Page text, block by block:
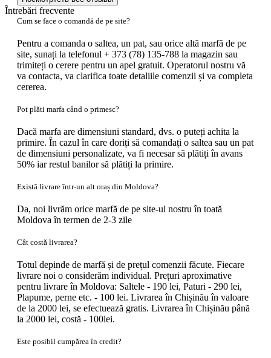
Întrebări frecvente
Cum se face o comandă de pe site?
Pentru a comanda o saltea, un pat, sau orice altă marfă de pe
site, sunați la telefonul + 373 (78) 135-788 la magazin sau
trimiteți o cerere pentru un apel gratuit. Operatorul nostru vă
va contacta, va clarifica toate detaliile comenzii și va completa
cererea.
Pot plăti marfa când o primesc?
Dacă marfa are dimensiuni standard, dvs. o puteți achita la
primire. În cazul în care doriți să comandați o saltea sau un pat
de dimensiuni personalizate, va fi necesar să plătiți în avans
50% iar restul banilor să plătiți la primire.
Există livrare într-un alt oraș din Moldova?
Da, noi livrăm orice marfă de pe site-ul nostru în toată
Moldova în termen de 2-3 zile
Cât costă livrarea?
Totul depinde de marfă și de prețul comenzii făcute. Fiecare
livrare noi o considerăm individual. Prețuri aproximative
pentru livrare în Moldova: Saltele - 190 lei, Paturi - 290 lei,
Plapume, perne etc. - 100 lei. Livrarea în Chișinău în valoare
de la 2000 lei, se efectuează gratis. Livrarea în Chișinău până
la 2000 lei, costă - 100lei.
Este posibil cumpărea în credit?